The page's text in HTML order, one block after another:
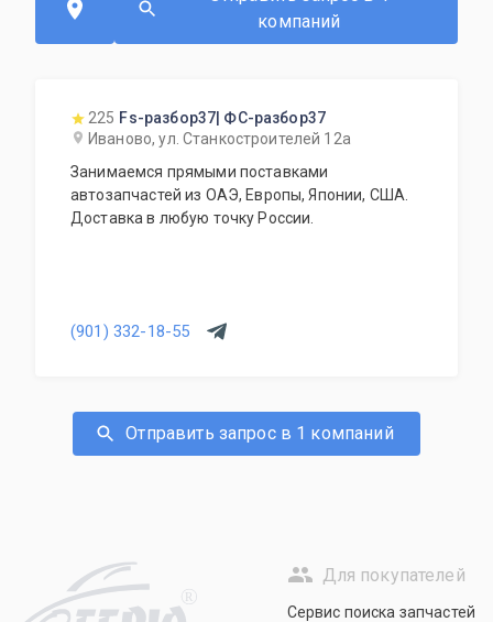
компаний
225 Fs-разбор37| ФС-разбор37
Иваново, ул. Станкостроителей 12а
Занимаемся прямыми поставками
автозапчастей из ОАЭ, Европы, Японии, США.
Доставка в любую точку России.
(901) 332-18-55
Отправить запрос в 1 компаний
R
Для покупателей
Сервис поиска запчастей